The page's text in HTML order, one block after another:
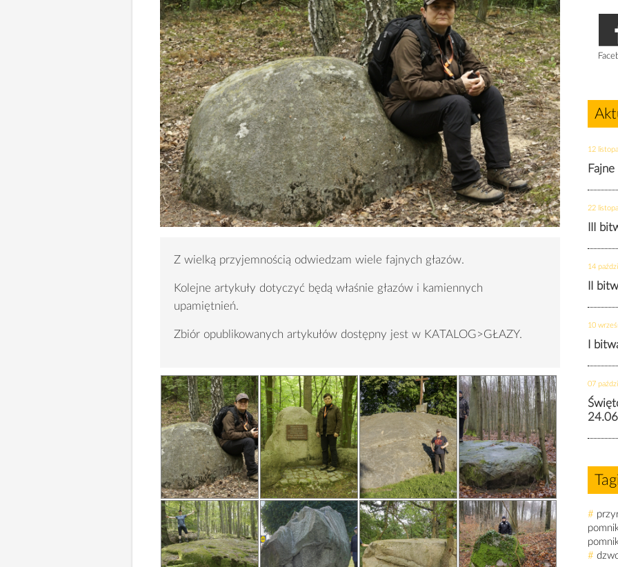
Z wielką przyjemnością odwiedzam wiele fajnych głazów.
Kolejne artykuły dotyczyć będą właśnie głazów i kamiennych
upamiętnień.
Zbiór opublikowanych artykułów dostępny jest w KATALOG>GŁAZY.
12
Fajne
22
III
14
II
10
I
07
#
#